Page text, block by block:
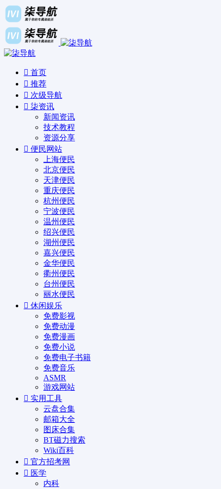
首页
推荐
次级导航
柒资讯
新闻资讯
技术教程
资源分享
便民网站
上海便民
北京便民
天津便民
重庆便民
杭州便民
宁波便民
温州便民
绍兴便民
湖州便民
嘉兴便民
金华便民
衢州便民
台州便民
丽水便民
休闲娱乐
免费影视
免费动漫
免费漫画
免费小说
免费电子书籍
免费音乐
ASMR
游戏网站
实用工具
云盘合集
邮箱大全
图床合集
BT磁力搜索
Wiki百科
官方招考网
医学
内科